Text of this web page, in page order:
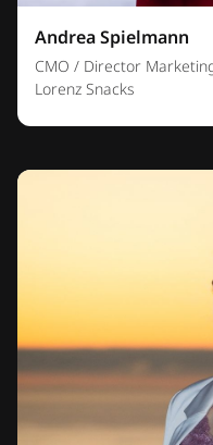
Andrea Spielmann
CMO / Director
Lorenz Snacks